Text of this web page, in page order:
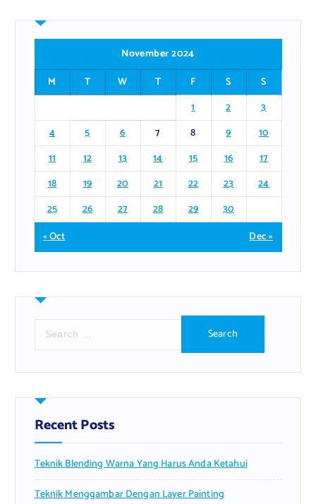
November 2024
M
T W T F S
S
1
2
3
4
5 6 7 8 9
10
11
12 13 14 15 16
17
18
19 20 21 22 23
24
25
26 27 28 29
30
« Oct
Dec »
r
h
f
o
:
Recent Posts
Teknik Blending Warna Yang Harus Anda Ketahui
Teknik Menggambar Dengan Layer Painting